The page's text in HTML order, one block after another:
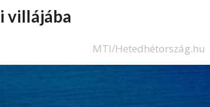
villájába
MTI/Hetedhétország.hu